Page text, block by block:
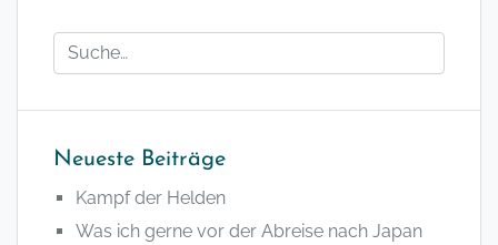
Neueste Beiträge
Kampf der Helden
Was ich gerne vor der Abreise nach Japan